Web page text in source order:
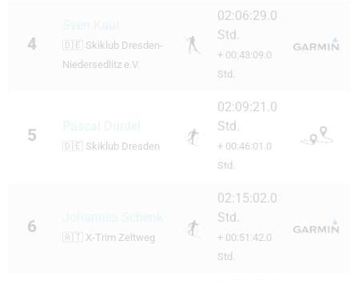
4 🇩🇪 Skiklub Dresden-
Niedersedlitz e.V.
02:06:29.0
Std.
+ 00:43:09.0
Std.
5 Pascal Durdel
🇩🇪 Skiklub Dresden
02:09:21.0
Std.
+ 00:46:01.0
Std.
6
🇦🇹 X-Trim Zeltweg
02:15:02.0
Std.
+ 00:51:42.0
Std.